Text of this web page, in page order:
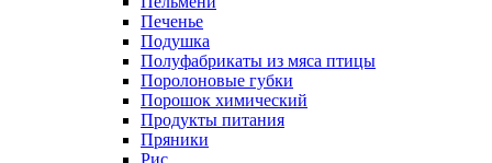
Печенье
Подушка
Полуфабрикаты из мяса птицы
Поролоновые губки
Порошок химический
Продукты питания
Пряники
Рис